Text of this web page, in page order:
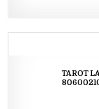
TAROT